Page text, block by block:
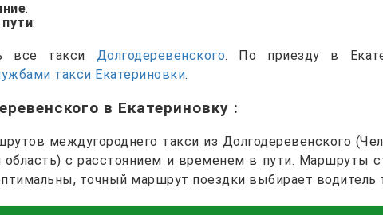
:
:
все такси Долгодеревенского. По приезду в
такси Екатериновки.
в Екатериновку :
междугороднего такси из Долгодеревенского
область) с расстоянием и временем в пути. Маршруты
точный маршрут поездки выбирает водитель